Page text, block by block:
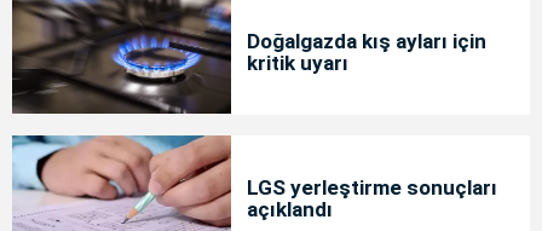
Doğalgazda kış ayları için
kritik uyarı
LGS yerleştirme sonuçları
açıklandı